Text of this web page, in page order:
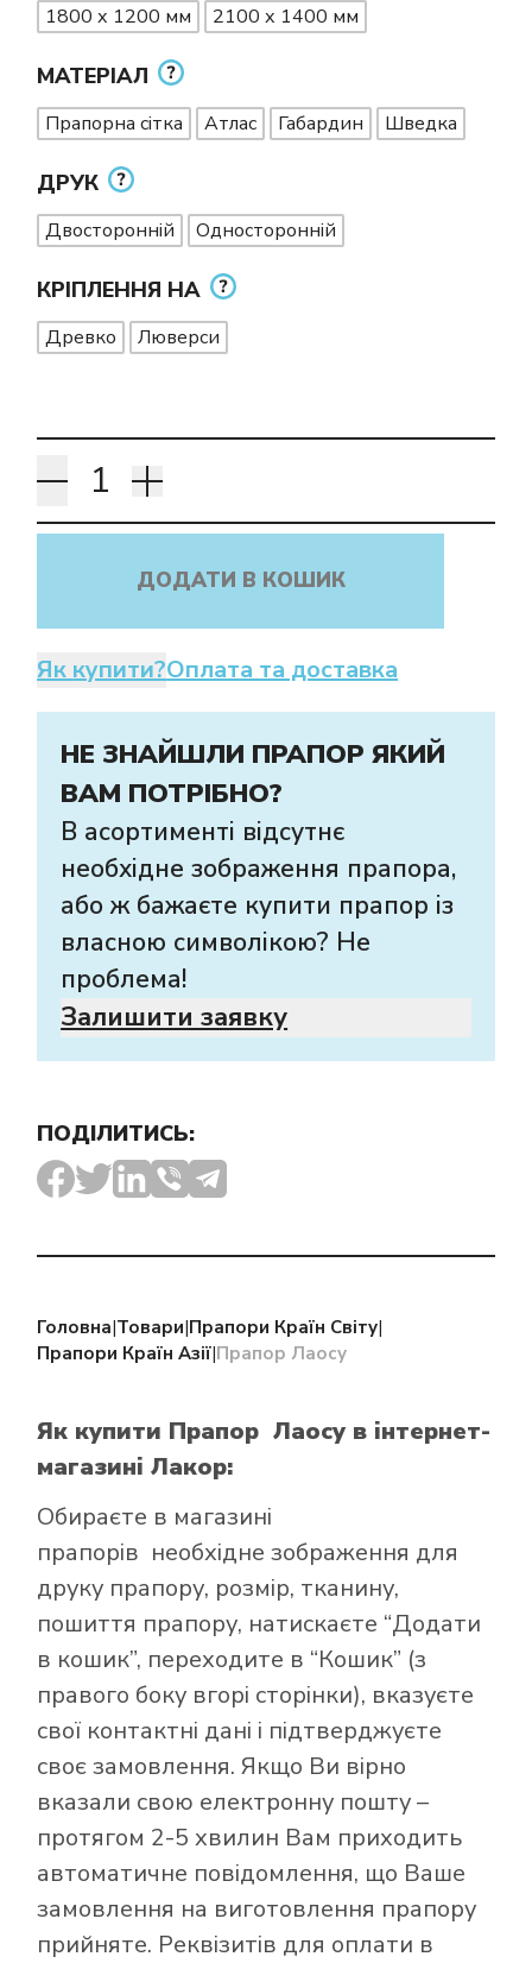
1800 х 1200 мм
2100 х 1400 мм
МАТЕРІАЛ
Прапорна сітка Атлас Габардин Шведка
ДРУК
Двосторонній Односторонній
КРІПЛЕННЯ НА
Древко Люверси
ДОДАТИ В КОШИК
Як купити?Оплата та доставка
НЕ ЗНАЙШЛИ ПРАПОР ЯКИЙ
ВАМ ПОТРІБНО?
В асортименті відсутнє
необхідне зображення прапора,
або ж бажаєте купити прапор із
власною символікою? Не
проблема!
Залишити заявку
ПОДІЛИТИСЬ:
Головна|Товари|Прапори Країн Світу|
Прапори Країн Азії|Прапор Лаосу
Як купити Прапор Лаосу в інтернет-
магазині Лакор:
Обираєте в магазині
прапорів необхідне зображення для
друку прапору, розмір, тканину,
пошиття прапору, натискаєте “Додати
в кошик”, переходите в “Кошик” (з
правого боку вгорі сторінки), вказуєте
свої контактні дані і підтверджуєте
своє замовлення. Якщо Ви вірно
вказали свою електронну пошту –
протягом 2-5 хвилин Вам приходить
автоматичне повідомлення, що Ваше
замовлення на виготовлення прапору
прийняте. Реквізитів для оплати в